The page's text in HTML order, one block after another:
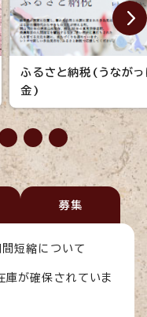
ふるさと納税(うなが
金)
募集
間短縮について
庫が確保されていま